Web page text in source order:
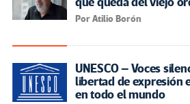
Por Atilio Borón
UNESCO – Voces
libertad de expresión
en todo el mundo